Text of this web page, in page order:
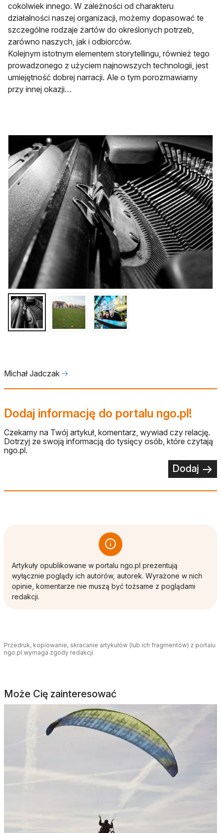
cokolwiek innego. W zależności od charakteru
działalności naszej organizacji, możemy dopasować te
szczególne rodzaje żartów do określonych potrzeb,
zarówno naszych, jak i odbiorców.
Kolejnym istotnym elementem storytellingu, również tego
prowadzonego z użyciem najnowszych technologii, jest
umiejętność dobrej narracji. Ale o tym porozmawiamy
przy innej okazji…
Michał Jadczak 🡢
Dodaj informację do portalu ngo.pl!
Czekamy na Twój artykuł, komentarz, wywiad czy relację.
Dotrzyj ze swoją informacją do tysięcy osób, które czytają
ngo.pl.
Dodaj
Artykuły opublikowane w portalu ngo.pl prezentują
wyłącznie poglądy ich autorów, autorek. Wyrażone w nich
opinie, komentarze nie muszą być tożsame z poglądami
redakcji.
Przedruk, kopiowanie, skracanie artykułów (lub ich fragmentów) z portalu
ngo.pl wymaga zgody redakcji.
Może Cię zainteresować